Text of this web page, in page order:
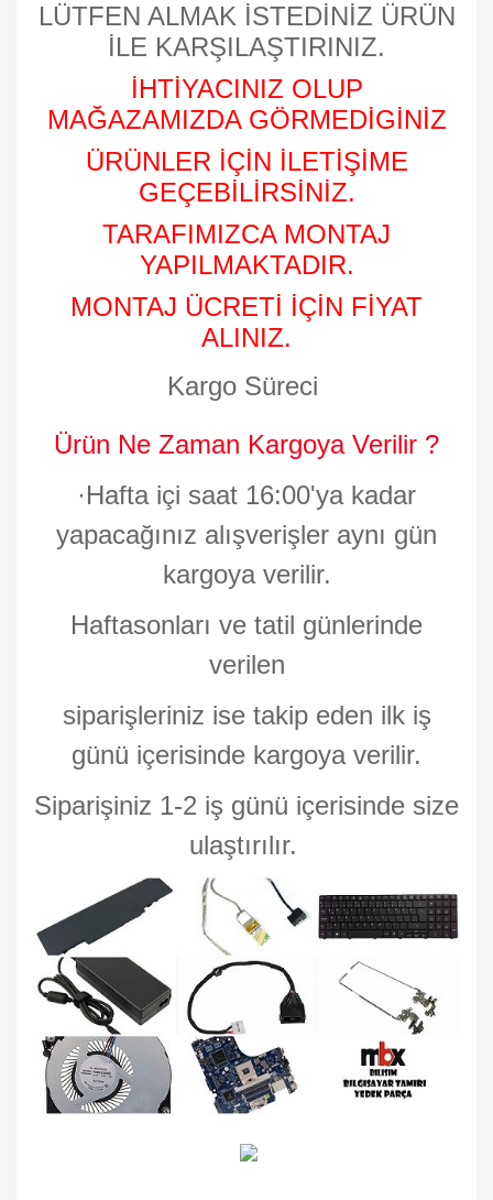
LÜTFEN ALMAK İSTEDİNİZ ÜRÜN
İLE KARŞILAŞTIRINIZ.
İHTİYACINIZ OLUP
MAĞAZAMIZDA GÖRMEDİGİNİZ
ÜRÜNLER İÇİN İLETİŞİME
GEÇEBİLİRSİNİZ.
TARAFIMIZCA MONTAJ
YAPILMAKTADIR.
MONTAJ ÜCRETİ İÇİN FİYAT
ALINIZ.
Kargo Süreci
Ürün Ne Zaman Kargoya Verilir ?
·Hafta içi saat 16:00'ya kadar
yapacağınız alışverişler aynı gün
kargoya verilir.
Haftasonları ve tatil günlerinde
verilen
siparişleriniz ise takip eden ilk iş
günü içerisinde kargoya verilir.
Siparişiniz 1-2 iş günü içerisinde size
ulaştırılır.